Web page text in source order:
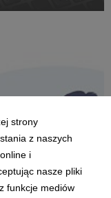
strony
z naszych
i
nasze pliki
funkcje mediów